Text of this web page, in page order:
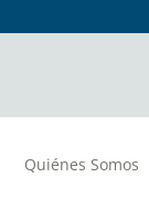
Quiénes Somos